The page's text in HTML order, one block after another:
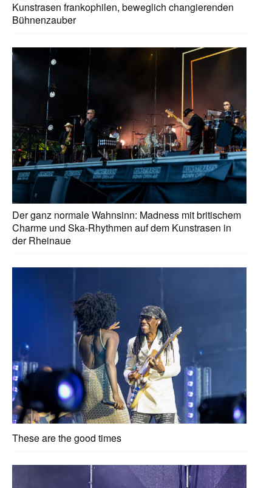
Kunstrasen frankophilen, beweglich changierenden
Bühnenzauber
Der ganz normale Wahnsinn: Madness mit britischem
Charme und Ska-Rhythmen auf dem Kunstrasen in
der Rheinaue
These are the good times